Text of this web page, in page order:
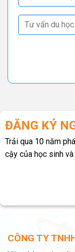
ĐĂNG KÝ
Trải qua 10 năm
cậy của học sinh
CÔNG TY